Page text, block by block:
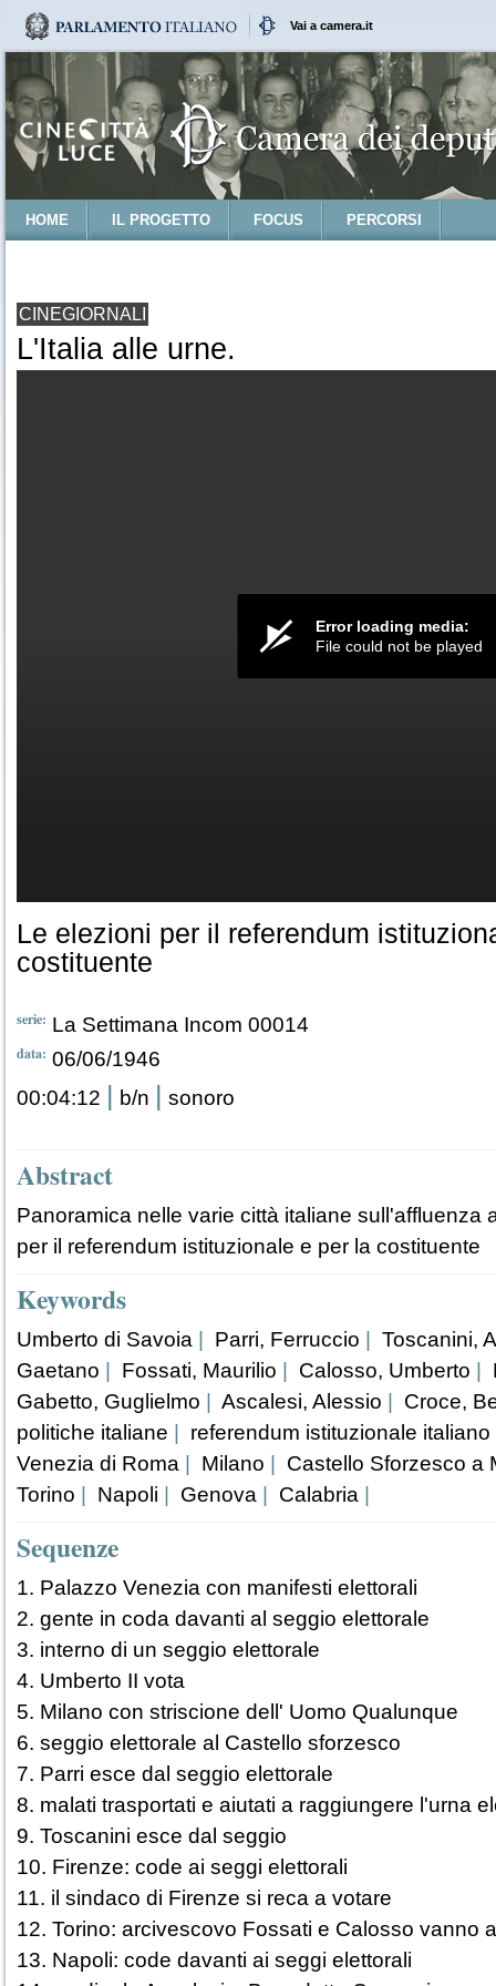
Vai a camera.it
HOME IL PROGETTO FOCUS PERCORSI
CINEGIORNALI
L'Italia alle urne.
Error loading media:
File could not be played
Le elezioni per il referendum
costituente
serie: La Settimana Incom 00014
data: 06/06/1946
00:04:12 | b/n | sonoro
Abstract
Panoramica nelle varie città italiane sull'affluenza
per il referendum istituzionale e per la costituente
Keywords
Umberto di Savoia Parri, Ferruccio
Toscanini,
Gaetano
Fossati, Maurilio Calosso, Umberto
Gabetto, Guglielmo
Ascalesi, Alessio
Croce,
politiche italiane
referendum istituzionale italiano
Venezia di Roma
Milano
Castello Sforzesco a
Torino
Napoli Genova Calabria
Sequenze
1. Palazzo Venezia con manifesti elettorali
2. gente in coda davanti al seggio elettorale
3. interno di un seggio elettorale
4. Umberto II vota
5. Milano con striscione dell' Uomo Qualunque
6. seggio elettorale al Castello sforzesco
7. Parri esce dal seggio elettorale
8. malati trasportati e aiutati a raggiungere l'urna
9. Toscanini esce dal seggio
10. Firenze: code ai seggi elettorali
11. il sindaco di Firenze si reca a votare
12. Torino: arcivescovo Fossati e Calosso vanno
13. Napoli: code davanti ai seggi elettorali